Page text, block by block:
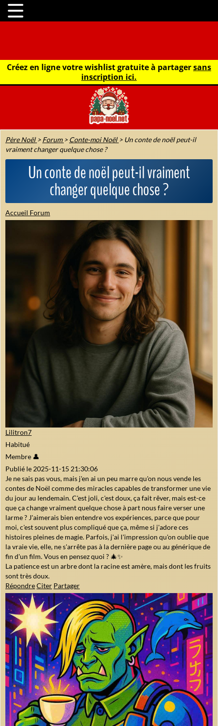
Créez en ligne votre wishlist gratuite à partagersans
inscription ici.
Père Noël >Forum >Conte-moi Noël > Un conte de noël peut-il
vraiment changer quelque chose ?
Un conte de noël peut-il vraiment
changer quelque chose ?
Accueil Forum
Lilitron7
Habitué
Membre 👤
Publié le 2025-11-15 21:30:06
Je ne sais pas vous, mais j'en ai un peu marre qu'on nous vende les
contes de Noël comme des miracles capables de transformer une vie
du jour au lendemain. C'est joli, c'est doux, ça fait rêver, mais est-ce
que ça change vraiment quelque chose à part nous faire verser une
larme ? J'aimerais bien entendre vos expériences, parce que pour
moi, c'est souvent plus compliqué que ça, même si j'adore ces
histoires pleines de magie. Parfois, j'ai l'impression qu'on oublie que
la vraie vie, elle, ne s'arrête pas à la dernière page ou au générique de
fin d'un film. Vous en pensez quoi ? 🎄✨
La patience est un arbre dont la racine est amère, mais dont les fruits
sont très doux.
RépondreCiter Partager